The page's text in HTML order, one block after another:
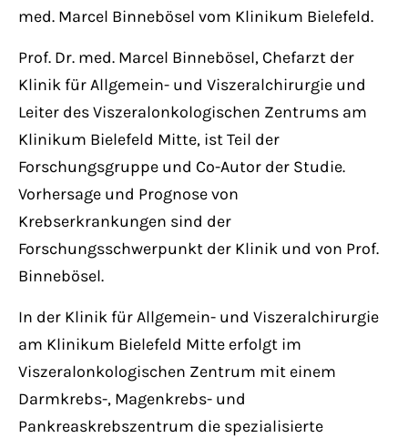
Lorem ipsum dolor sit amet, consectetuer
Aenean commodo ligula eget dolor. Aenean
massa. Cum sociis natoque penatibus et
magnis dis parturient montes, nascetur
ridiculus mus. Donec quam felis, ultricies
nec.
med. Marcel Binnebösel vom Klinikum Bielefeld.
Prof. Dr. med. Marcel Binnebösel, Chefarzt der
Klinik für Allgemein- und Viszeralchirurgie und
Leiter des Viszeralonkologischen Zentrums am
Klinikum Bielefeld Mitte, ist Teil der
Forschungsgruppe und Co-Autor der Studie.
Vorhersage und Prognose von
Krebserkrankungen sind der
Forschungsschwerpunkt der Klinik und von Prof.
Binnebösel.
In der Klinik für Allgemein- und Viszeralchirurgie
am Klinikum Bielefeld Mitte erfolgt im
Viszeralonkologischen Zentrum mit einem
Darmkrebs-, Magenkrebs- und
Pankreaskrebszentrum die spezialisierte